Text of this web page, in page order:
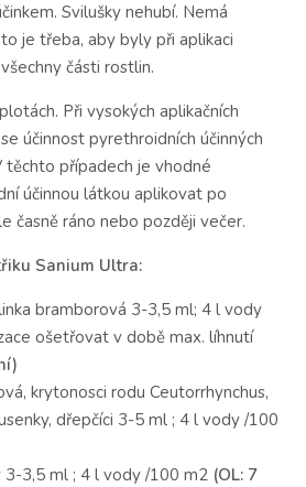
Svilušky nehubí. Nemá
je třeba, aby byly při aplikaci
části rostlin.
Při vysokých aplikačních
účinnost pyrethroidních účinných
těchto případech je vhodné
účinnou látkou aplikovat po
časně ráno nebo později večer.
Sanium Ultra:
bramborová 3-3,5 ml; 4 l vody
ošetřovat v době max. líhnutí
krytonosci rodu Ceutorrhynchus,
dřepčíci 3-5 ml ; 4 l vody /100
3-3,5 ml ; 4 l vody /100 m2 (OL: 7